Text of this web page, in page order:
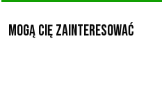
Mogą Cię zainteresować